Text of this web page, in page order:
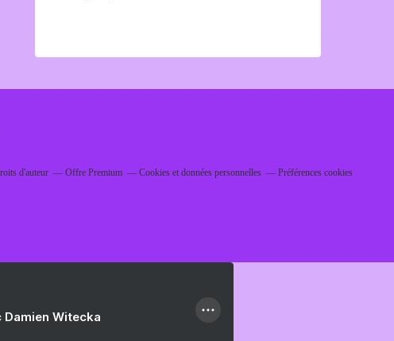
d'auteur Offre Premium Cookies et données personnelles Préférences cookies
Witecka